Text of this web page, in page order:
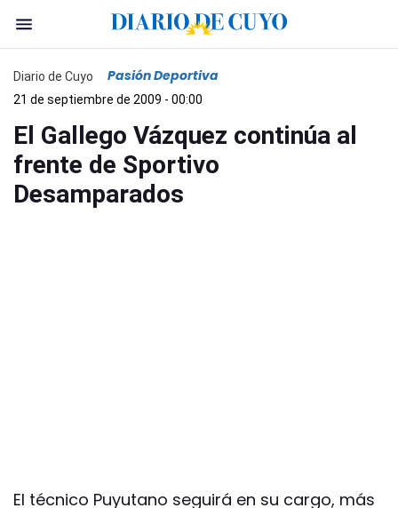
Diario de Cuyo Pasión Deportiva
21 de septiembre de 2009 - 00:00
El Gallego Vázquez continúa al
frente de Sportivo
Desamparados
El técnico Puyutano seguirá en su cargo, más